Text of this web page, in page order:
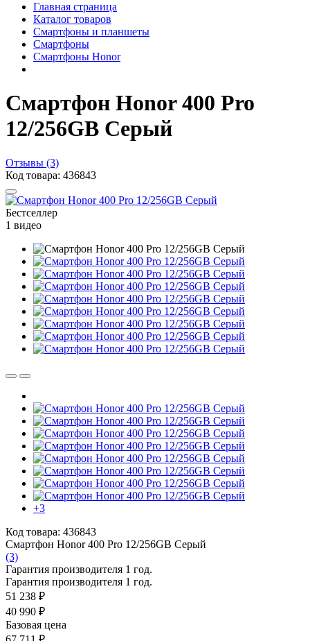
Главная страница
Каталог товаров
Смартфоны и планшеты
Смартфоны
Смартфоны Honor
Смартфон Honor 400 Pro
12/256GB Серый
Отзывы (3)
Код товара: 436843
Бестселлер
1 видео
+3
Код товара: 436843
Смартфон Honor 400 Pro 12/256GB Серый
(3)
Гарантия производителя 1 год.
Гарантия производителя 1 год.
51 238 ₽
40 990 ₽
Базовая цена